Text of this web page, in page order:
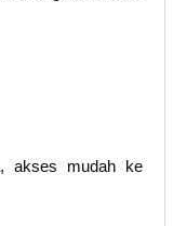
akses mudah ke